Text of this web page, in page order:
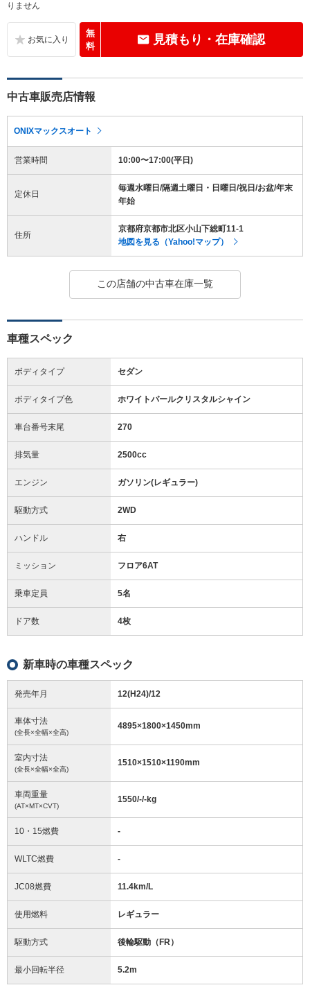
りません
無
料
見積もり・在庫確認
中古車販売店情報
ONIXマックスオート
営業時間 10:00〜17:00(平日)
定休日
毎週水曜日/隔週土曜日・日曜日/祝日/お盆/年末
年始
住所
京都府京都市北区小山下総町11-1
地図を見る（Yahoo!マップ）
この店舗の中古車在庫一覧
車種スペック
ボディタイプ セダン
ボディタイプ色 ホワイトパールクリスタルシャイン
車台番号末尾 270
排気量 2500cc
エンジン ガソリン(レギュラー)
駆動方式 2WD
ハンドル 右
ミッション フロア6AT
乗車定員 5名
ドア数 4枚
新車時の車種スペック
発売年月 12(H24)/12
車体寸法
(全長×全幅×全高)
4895×1800×1450mm
室内寸法
(全長×全幅×全高)
1510×1510×1190mm
車両重量
(AT×MT×CVT)
1550/-/-kg
10・15燃費 -
WLTC燃費 -
JC08燃費 11.4km/L
使用燃料 レギュラー
駆動方式 後輪駆動（FR）
最小回転半径 5.2m